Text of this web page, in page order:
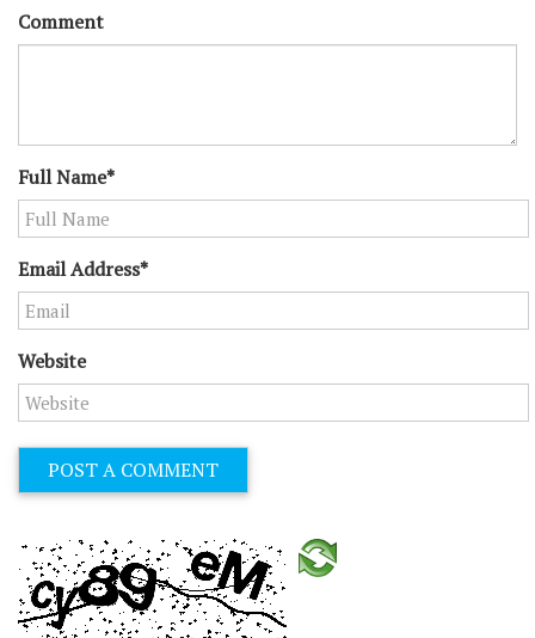
Comment
Full Name*
Email Address*
Website